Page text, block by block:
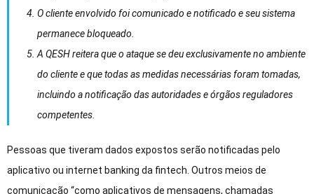
O cliente envolvido foi comunicado e notificado e seu sistema
permanece bloqueado.
A QESH reitera que o ataque se deu exclusivamente no ambiente
do cliente e que todas as medidas necessárias foram tomadas,
incluindo a notificação das autoridades e órgãos reguladores
competentes.
Pessoas que tiveram dados expostos serão notificadas pelo
aplicativo ou internet banking da fintech. Outros meios de
comunicação “como aplicativos de mensagens, chamadas